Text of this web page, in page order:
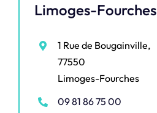
Limoges-Fourches
1 Rue de Bougainville,
77550
Limoges-Fourches
09 81 86 75 00